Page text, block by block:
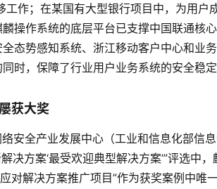
工作；在某国有大型银行项目中，为用
操作系统的底层平台已支撑中国联通核
态势感知系统、浙江移动客户中心和业
时，保障了行业用户业务系统的安全稳定
获大奖
安全产业发展中心（工业和信息化部信
决方案‘最受欢迎典型解决方案’”评选中
对解决方案推广项目”作为获奖案例中唯